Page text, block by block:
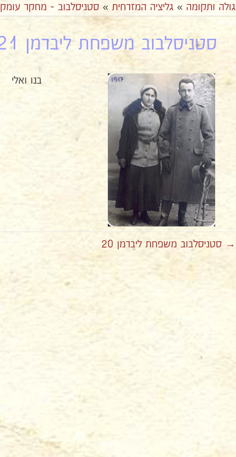
גולה ותקומה » גליציה המזרחית » סטניסלבוב - מחקר עומק
סטניסלבוב משפחת ליברמן 21
בנו ואלי
→ סטניסלבוב משפחת ליברמן 20